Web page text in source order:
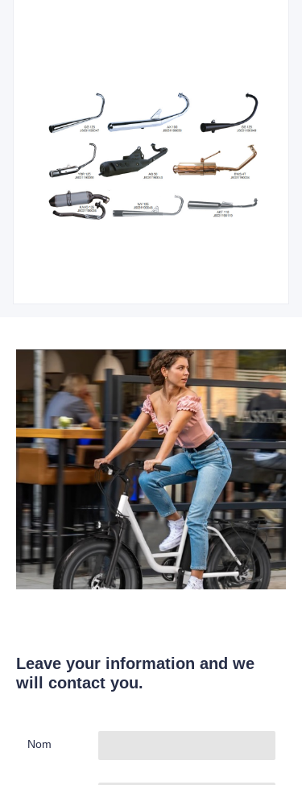
Leave your information and we
will contact you.
Nom